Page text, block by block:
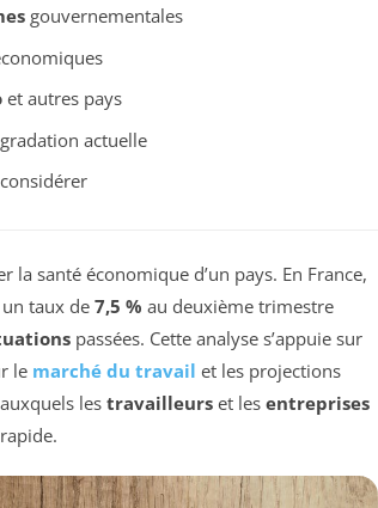
gouvernementales
et autres pays
actuelle
santé économique d’un pays. En France,
taux de 7,5 % au deuxième trimestre
passées. Cette analyse s’appuie sur
le marché du travail et les projections
les travailleurs et les entreprises